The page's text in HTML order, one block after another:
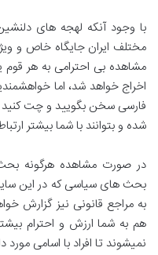
با وجود آنکه لهجه های
مختلف ایران جایگاه خاص و
مشاهده بی احترامی به هر قوم
اخراج خواهد شد، اما
فارسی سخن بگویید و چت کنید
شده و بتوانند با شما بیشتر
در صورت مشاهده هرگونه
بحث های سیاسی که در این
به مراجع قانونی نیز گزارش
هم به شما ارزش و احترام
نمیشوند تا افراد با اسامی مورد